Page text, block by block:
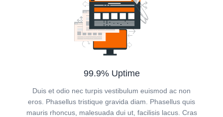
99.9% Uptime
Duis et odio nec turpis vestibulum euismod ac non
eros. Phasellus tristique gravida diam. Phasellus quis
mauris rhoncus, malesuada dui ut, facilisis lacus. Cras